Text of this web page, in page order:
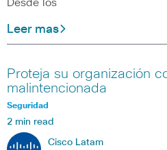
Desde los
Leer mas
Proteja su organización
malintencionada
Seguridad
2 min read
Cisco Latam